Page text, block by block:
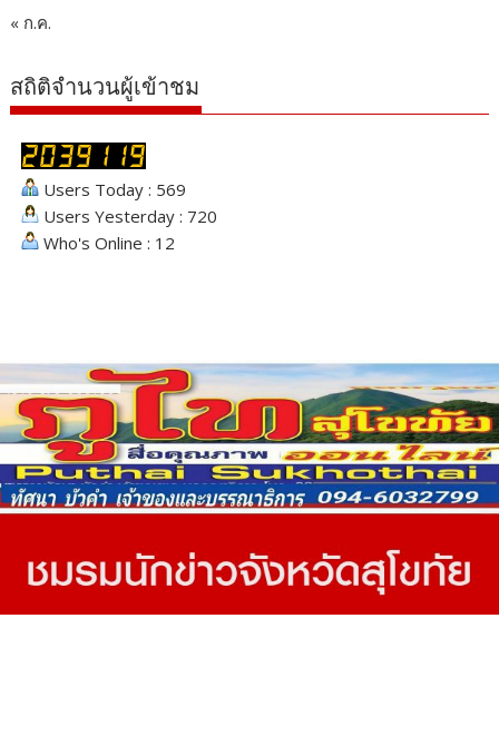
« ก.ค.
สถิติจำนวนผู้เข้าชม
Users Today : 569
Users Yesterday : 720
Who's Online : 12